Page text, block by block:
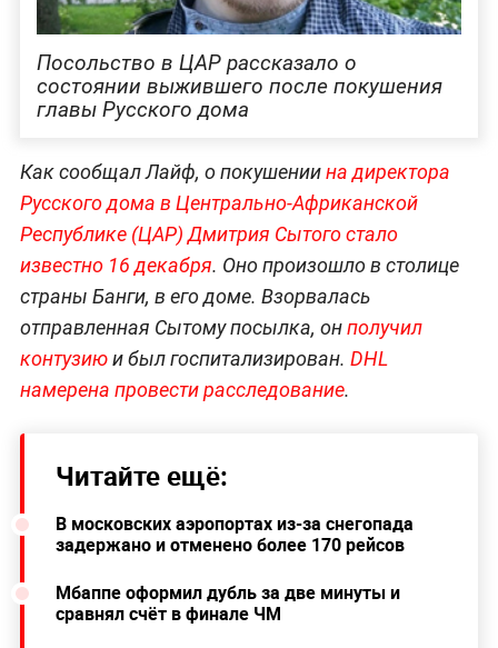
Посольство в ЦАР рассказало о
состоянии выжившего после покушения
главы Русского дома
Как сообщал Лайф, о покушениина директора
Русского дома в Центрально-Африканской
Республике (ЦАР) Дмитрия Сытогостало
известно 16 декабря. Оно произошло в столице
страны Банги, в его доме. Взорвалась
отправленная Сытому посылка, онполучил
контузиюи был госпитализирован. DHL
намерена провести расследование.
Читайте ещё:
В московских аэропортах из-за снегопада
задержано и отменено более 170 рейсов
Мбаппе оформил дубль за две минуты и
сравнял счёт в финале ЧМ